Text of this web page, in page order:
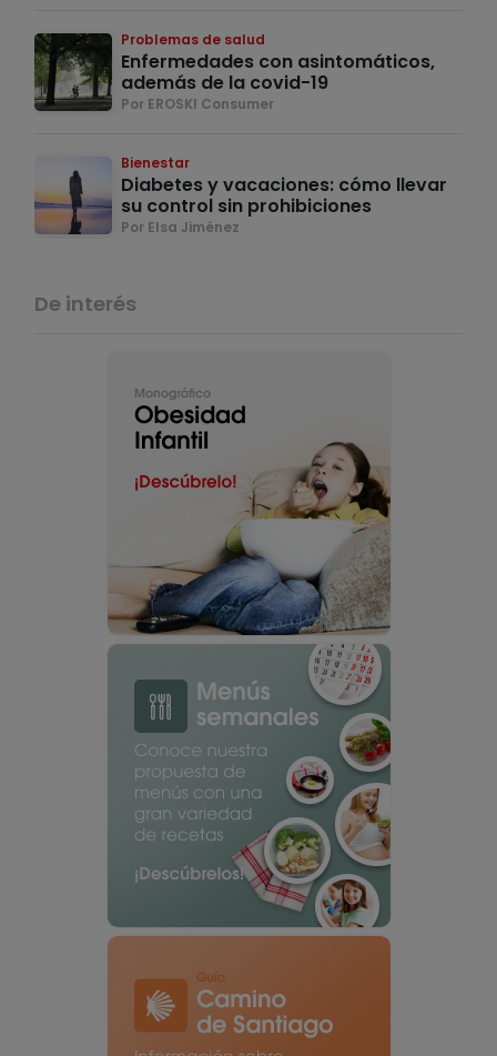
Problemas de salud
Enfermedades con asintomáticos,
además de la covid-19
Por EROSKI Consumer
Bienestar
Diabetes y vacaciones: cómo llevar
su control sin prohibiciones
Por Elsa Jiménez
De interés